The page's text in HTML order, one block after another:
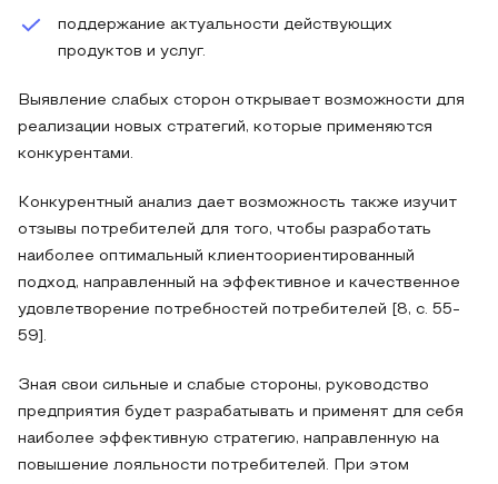
поддержание актуальности действующих
продуктов и услуг.
Выявление слабых сторон открывает возможности для
реализации новых стратегий, которые применяются
конкурентами.
Конкурентный анализ дает возможность также изучит
отзывы потребителей для того, чтобы разработать
наиболее оптимальный клиентоориентированный
подход, направленный на эффективное и качественное
удовлетворение потребностей потребителей [8, с. 55-
59].
Зная свои сильные и слабые стороны, руководство
предприятия будет разрабатывать и применят для себя
наиболее эффективную стратегию, направленную на
повышение лояльности потребителей. При этом